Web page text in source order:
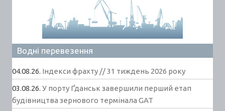
Водні перевезення
04.08.26. Індекси фрахту // 31 тиждень 2026 року
03.08.26. У порту Ґданськ завершили перший етап
будівництва зернового термінала GAT